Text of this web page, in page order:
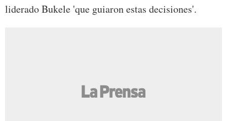
liderado Bukele 'que guiaron estas decisiones'.